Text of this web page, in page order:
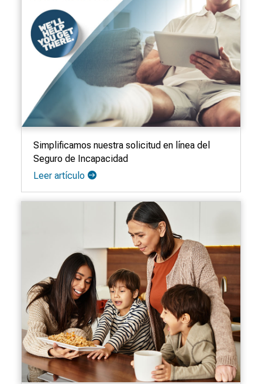
Simplificamos nuestra solicitud en línea del
Seguro de Incapacidad
Leer artículo